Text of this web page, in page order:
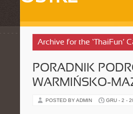
Archive for the ‘ThaiFun’
PORADNIK
WARMIŃSKO-
POSTED BY ADMIN GRU - 2 -